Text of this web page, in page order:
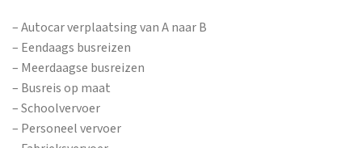
– Autocar verplaatsing van A naar B
– Eendaags busreizen
– Meerdaagse busreizen
– Busreis op maat
– Schoolvervoer
– Personeel vervoer